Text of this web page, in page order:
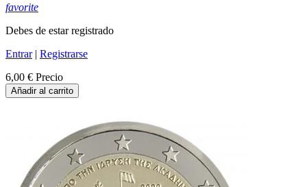
favorite
Debes de estar registrado
Entrar| Registrarse
6,00 € Precio
Añadir al carrito